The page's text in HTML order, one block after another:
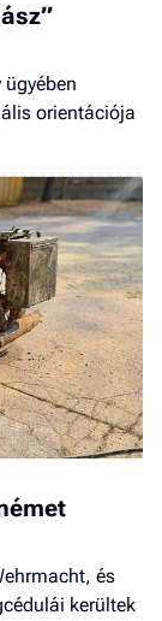
orientációja
és
kerültek